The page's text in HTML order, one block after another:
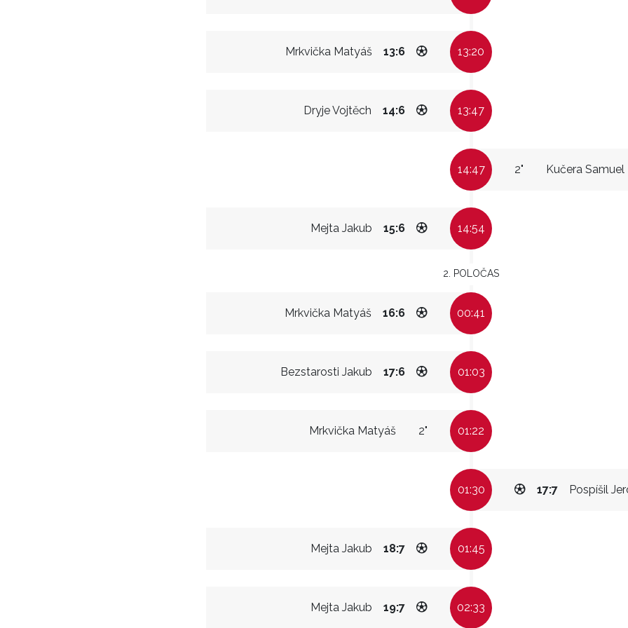
Mrkvička Matyáš 13:6 13:20
Dryje Vojtěch 14:6 13:47
14:47 Kučera Samuel
2"
Mejta Jakub 15:6 14:54
2. POLOČAS
Mrkvička Matyáš 16:6 00:41
Bezstarosti Jakub 17:6 01:03
Mrkvička Matyáš 2" 01:22
01:30 Pospíšil
17:7
Mejta Jakub 18:7 01:45
Mejta Jakub 19:7 02:33